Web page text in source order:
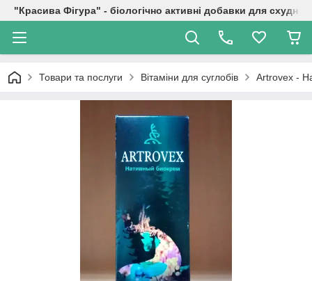
"Красива Фігура" - біологічно активні добавки для
Товари та послуги Вітаміни для суглобів Artrovex -